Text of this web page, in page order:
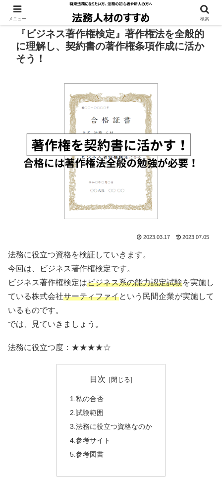
『ビジネス著作権検定』著作権法を全般的
に理解し、契約書の著作権条項作成に活か
そう！
2023.03.17 2023.07.05
法務に役立つ資格を検証していきます。
今回は、ビジネス著作権検定です。
ビジネス著作権検定はビジネス系の能力認定試験を実施し
ている株式会社サーティファイという民間企業が実施して
いるものです。
では、見ていきましょう。
法務に役立つ度：★★★★☆
目次
1.私の合否
2.試験範囲
3.法務に役立つ資格なのか
4.参考サイト
5.参考図書
メニュー 検索